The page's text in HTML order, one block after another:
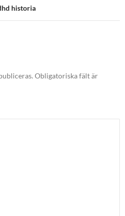
historia
Obligatoriska fält är